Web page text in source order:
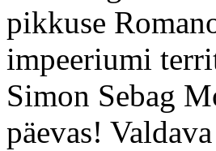
pikkuse
impeeriumi
Simon Sebag
päevas!